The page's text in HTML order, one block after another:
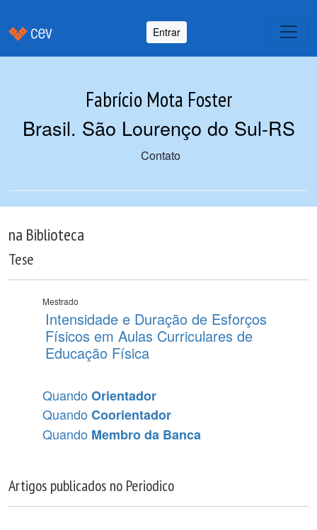
Entrar
Fabrício Mota Foster
Brasil. São Lourenço do Sul-RS
Contato
na Biblioteca
Tese
Mestrado
Intensidade e Duração de Esforços
Físicos em Aulas Curriculares de
Educação Física
Quando Orientador
Quando Coorientador
Quando Membro da Banca
Artigos publicados no Periodico